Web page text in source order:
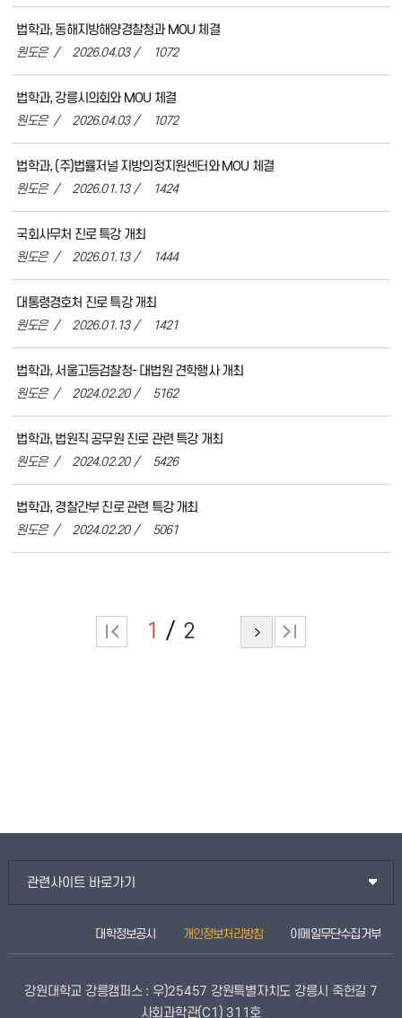
법학과, 동해지방해양경찰청과 MOU 체결
원도은 2026.04.03 1072
법학과, 강릉시의회와 MOU 체결
원도은 2026.04.03 1072
법학과, (주)법률저널 지방의정지원센터와 MOU 체결
원도은 2026.01.13 1424
국회사무처 진로 특강 개최
원도은 2026.01.13 1444
대통령경호처 진로 특강 개최
원도은 2026.01.13 1421
법학과, 서울고등검찰청- 대법원 견학행사 개최
원도은 2024.02.20 5162
법학과, 법원직 공무원 진로 관련 특강 개최
원도은 2024.02.20 5426
법학과, 경찰간부 진로 관련 특강 개최
원도은 2024.02.20 5061
1 2
관련사이트 바로가기
대학정보공시 개인정보처리방침 이메일무단수집거부
강원대학교 강릉캠퍼스 : 우)25457 강원특별자치도 강릉시 죽헌길 7
사회과학관(C1) 311호